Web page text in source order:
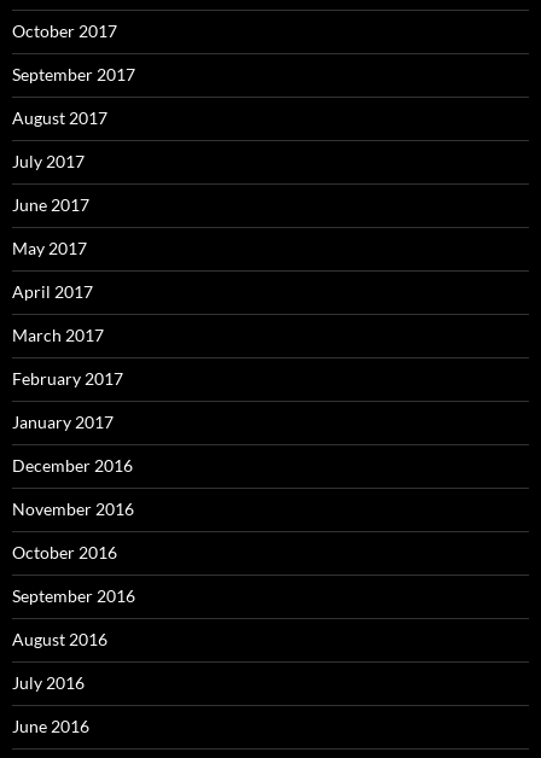
October 2017
September 2017
August 2017
July 2017
June 2017
May 2017
April 2017
March 2017
February 2017
January 2017
December 2016
November 2016
October 2016
September 2016
August 2016
July 2016
June 2016